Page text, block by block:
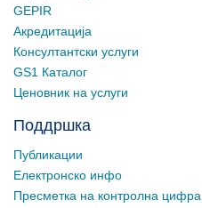
GEPIR
Акредитација
Консултантски услуги
GS1 Каталог
Ценовник на услуги
Поддршка
Публикации
Електронско инфо
Пресметка на контролна цифра